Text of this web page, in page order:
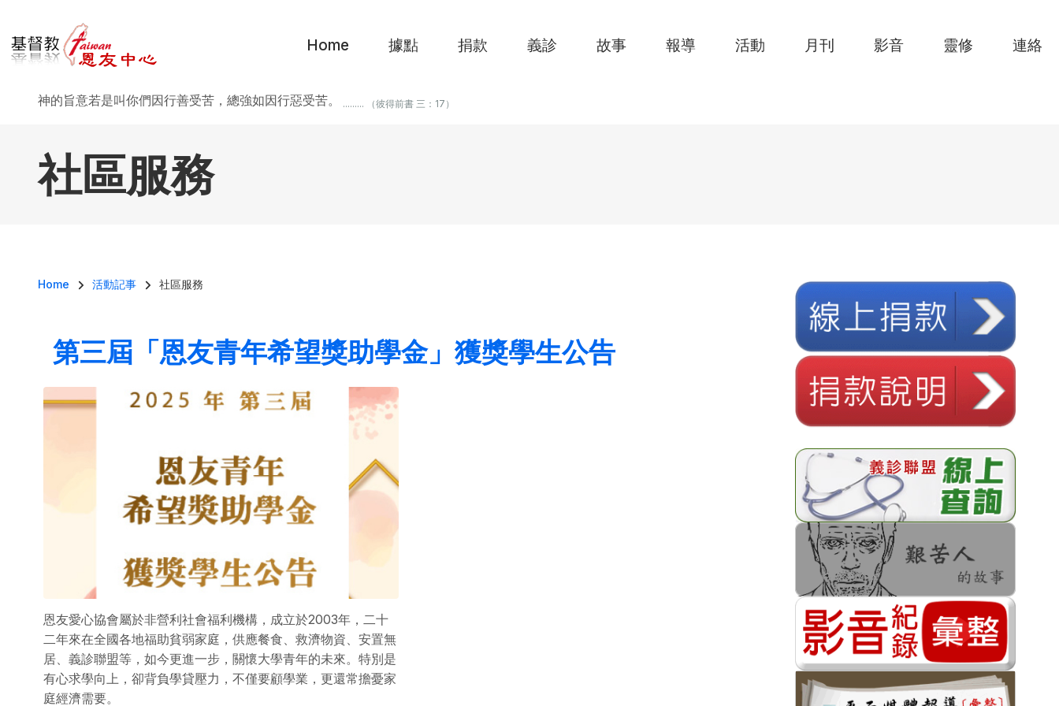
Home 據點 捐款 義診 故事 報導 活動 月刊 影音 靈修 連絡
神的旨意若是叫你們因行善受苦，總強如因行惡受苦。 ......... （彼得前書 三：17）
社區服務
導航連結
Home 活動記事 社區服務
第三屆「恩友青年希望獎助學金」獲獎學生公告
恩友愛心協會屬於非營利社會福利機構，成立於2003年，二十
二年來在全國各地福助貧弱家庭，供應餐食、救濟物資、安置無
居、義診聯盟等，如今更進一步，關懷大學青年的未來。特別是
有心求學向上，卻背負學貸壓力，不僅要顧學業，更還常擔憂家
庭經濟需要。